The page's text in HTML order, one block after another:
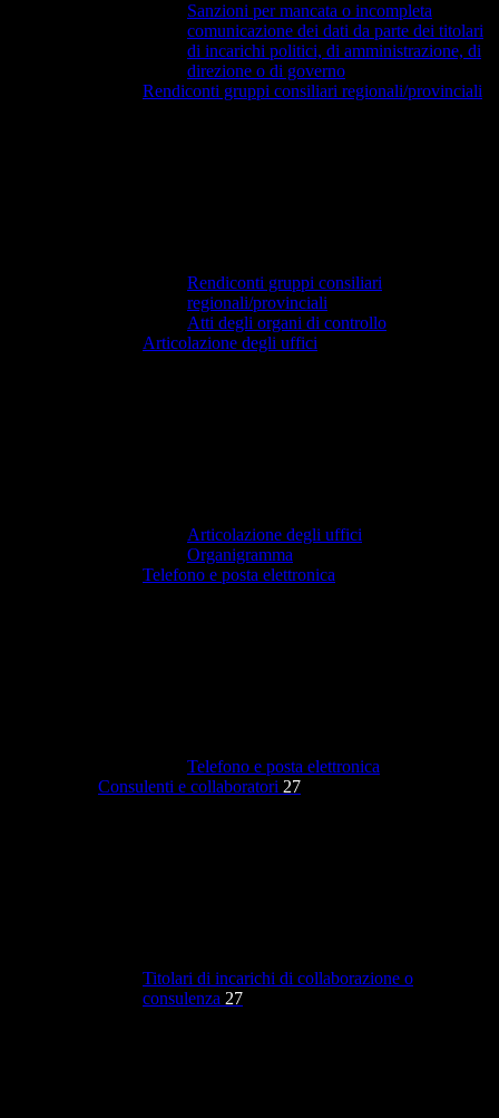
Sanzioni per mancata o incompleta
comunicazione dei dati da parte dei titolari
di incarichi politici, di amministrazione, di
direzione o di governo
Rendiconti gruppi consiliari regionali/provinciali
Rendiconti gruppi consiliari
regionali/provinciali
Atti degli organi di controllo
Articolazione degli uffici
Articolazione degli uffici
Organigramma
Telefono e posta elettronica
Telefono e posta elettronica
Consulenti e collaboratori 27
Titolari di incarichi di collaborazione o
consulenza 27